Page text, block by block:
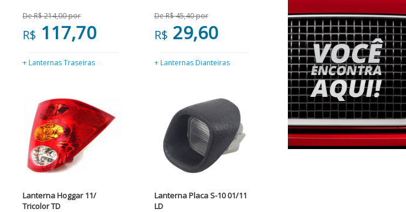
De R$ 214,00 por
R$ 117,70
+ Lanternas Traseiras
De R$ 45,40 por
R$ 29,60
+ Lanternas Dianteiras
Lanterna Hoggar 11/
Tricolor TD
Lanterna Placa S-10 01/11
LD